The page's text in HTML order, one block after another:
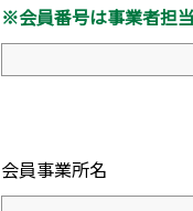
※会員番号は事業者担
会員事業所名